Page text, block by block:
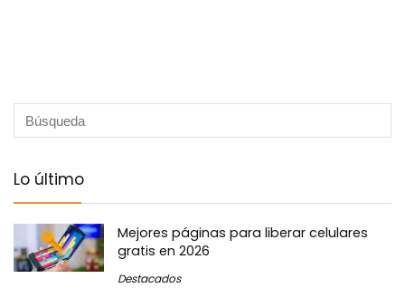
Lo último
Mejores páginas para liberar celulares
gratis en 2026
Destacados